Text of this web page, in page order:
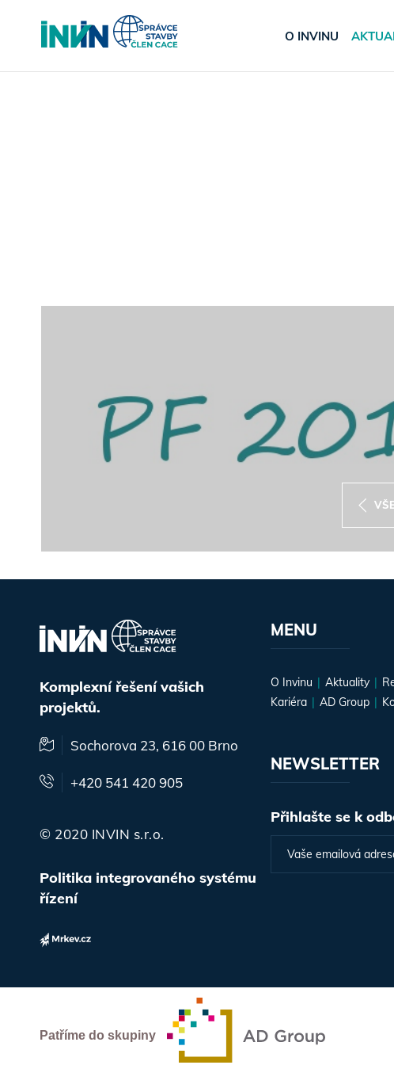
O INVINU
Komplexní řešení vašich
projektů.
Sochorova 23, 616 00 Brno
+420 541 420 905
© 2020 INVIN s.r.o.
Politika integrovaného systému
řízení
MENU
O Invinu Aktuality
Kariéra
AD Group
NEWSLETTER
Přihlašte se k
Patříme do skupiny